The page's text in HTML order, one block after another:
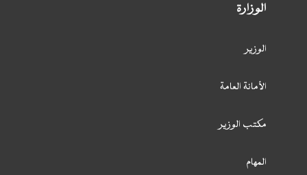
الوزارة
الوزير
الأمانة العامة
مكتب الوزير
المهام